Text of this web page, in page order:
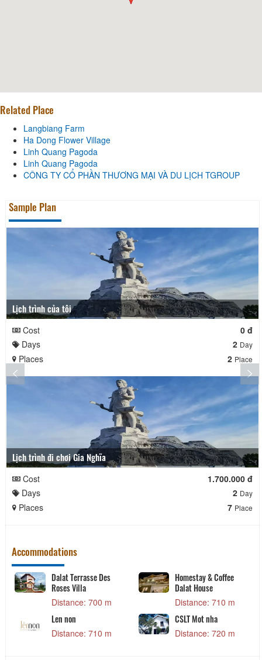
Related Place
Langbiang Farm
Ha Dong Flower Village
Linh Quang Pagoda
Linh Quang Pagoda
CÔNG TY CỔ PHẦN THƯƠNG MẠI VÀ DU LỊCH TGROUP
Sample Plan
Lịch trình của tôi
Cost
0 đ
Days
2 Day
Places 2 Place
Lịch trình đi chơi Gia Nghĩa
Cost
1.700.000 đ
Days
2 Day
Places 7 Place
Accommodations
Dalat Terrasse Des
Roses Villa
Distance: 700 m
Homestay & Coffee
Dalat House
Distance: 710 m
Len non
Distance: 710 m
CSLT Mot nha
Distance: 720 m